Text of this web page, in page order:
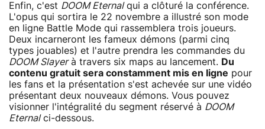
Enfin, c'est DOOM Eternalqui a clôturé la conférence.
L'opus qui sortira le 22 novembre a illustré son mode
en ligne Battle Mode qui rassemblera trois joueurs.
Deux incarneront les fameux démons (parmi cinq
types jouables) et l'autre prendra les commandes du
DOOM Slayerà travers six maps au lancement. Du
contenu gratuit sera constamment mis en ligne pour
les fans et la présentation s'est achevée sur une vidéo
présentant deux nouveaux démons. Vous pouvez
visionner l'intégralité du segment réservé à DOOM
Eternalci-dessous.